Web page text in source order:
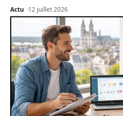
Actu 12 juillet 2026